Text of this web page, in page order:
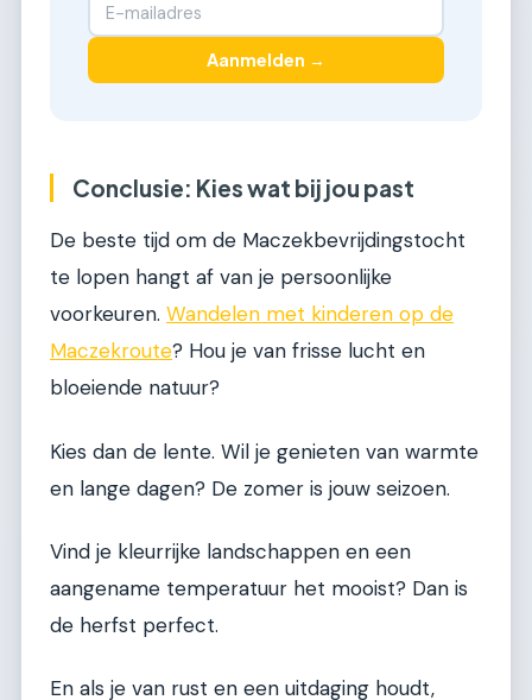
Aanmelden →
Conclusie: Kies wat bij jou past
De beste tijd om de Maczekbevrijdingstocht
te lopen hangt af van je persoonlijke
voorkeuren. Wandelen met kinderen op de
Maczekroute? Hou je van frisse lucht en
bloeiende natuur?
Kies dan de lente. Wil je genieten van warmte
en lange dagen? De zomer is jouw seizoen.
Vind je kleurrijke landschappen en een
aangename temperatuur het mooist? Dan is
de herfst perfect.
En als je van rust en een uitdaging houdt,